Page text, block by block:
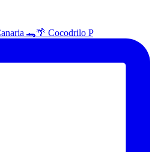
🐊🌴 Cocodrilo P